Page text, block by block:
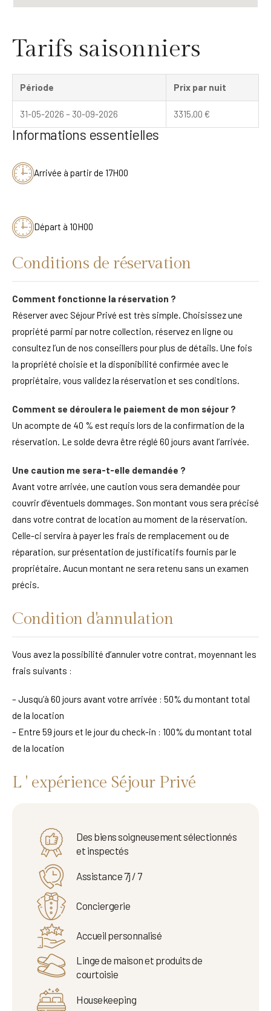
Tarifs saisonniers
Période Prix par nuit
31-05-2026 – 30-09-2026 3315,00 €
Informations essentielles
Arrivée à partir de 17H00
Départ à 10H00
Conditions de réservation
Comment fonctionne la réservation ?
Réserver avec Séjour Privé est très simple. Choisissez une
propriété parmi par notre collection, réservez en ligne ou
consultez l’un de nos conseillers pour plus de détails. Une fois
la propriété choisie et la disponibilité confirmée avec le
propriétaire, vous validez la réservation et ses conditions.
Comment se déroulera le paiement de mon séjour ?
Un acompte de 40 % est requis lors de la confirmation de la
réservation. Le solde devra être réglé 60 jours avant l’arrivée.
Une caution me sera-t-elle demandée ?
Avant votre arrivée, une caution vous sera demandée pour
couvrir d’éventuels dommages. Son montant vous sera précisé
dans votre contrat de location au moment de la réservation.
Celle-ci servira à payer les frais de remplacement ou de
réparation, sur présentation de justificatifs fournis par le
propriétaire. Aucun montant ne sera retenu sans un examen
précis.
Condition d'annulation
Vous avez la possibilité d’annuler votre contrat, moyennant les
frais suivants :
– Jusqu’à 60 jours avant votre arrivée : 50% du montant total
de la location
– Entre 59 jours et le jour du check-in : 100% du montant total
de la location
L ' expérience Séjour Privé
Des biens soigneusement sélectionnés
et inspectés
Assistance 7j / 7
Conciergerie
Accueil personnalisé
Linge de maison et produits de
courtoisie
Housekeeping